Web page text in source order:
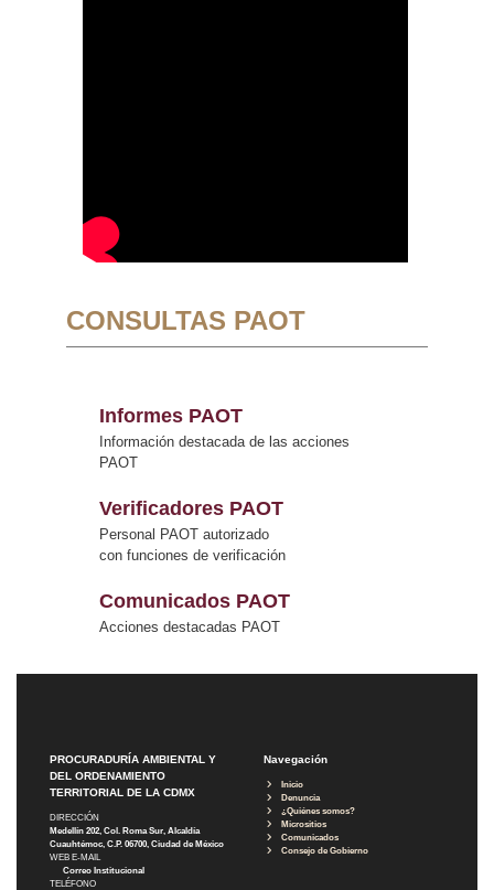
CONSULTAS PAOT
Informes PAOT
Información destacada de las acciones
PAOT
Verificadores PAOT
Personal PAOT autorizado
con funciones de verificación
Comunicados PAOT
Acciones destacadas PAOT
PROCURADURÍA AMBIENTAL Y
DEL ORDENAMIENTO
TERRITORIAL DE LA CDMX
DIRECCIÓN
Medellín 202, Col. Roma Sur, Alcaldía
Cuauhtémoc, C.P. 06700, Ciudad de México
WEB E-MAIL
Correo Institucional
TELÉFONO
Navegación
Inicio
Denuncia
¿Quiénes somos?
Micrositios
Comunicados
Consejo de Gobierno